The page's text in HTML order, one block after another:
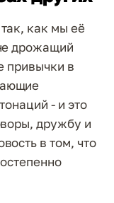
как мы её
дрожащий
привычки в
- и это
дружбу и
в том, что